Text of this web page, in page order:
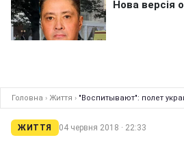
Головна › Життя › "Воспитывают": полет
ЖИТТЯ 04 червня 2018 · 22:33